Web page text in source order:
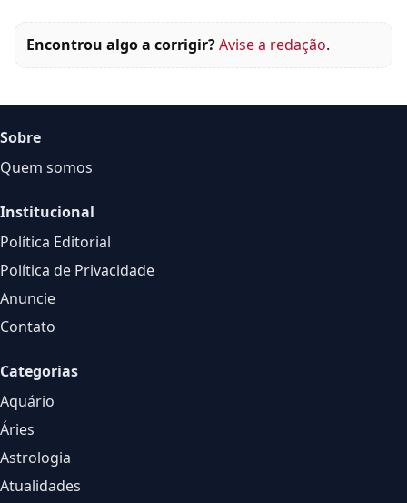
Encontrou algo a corrigir?Avise a redação.
Sobre
Quem somos
Institucional
Política Editorial
Política de Privacidade
Anuncie
Contato
Categorias
Aquário
Áries
Astrologia
Atualidades